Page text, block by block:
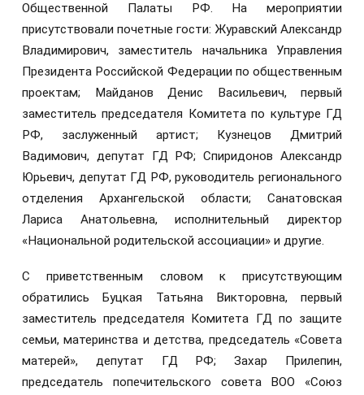
Общественной Палаты РФ. На мероприятии
присутствовали почетные гости: Журавский Александр
Владимирович, заместитель начальника Управления
Президента Российской Федерации по общественным
проектам; Майданов Денис Васильевич, первый
заместитель председателя Комитета по культуре ГД
РФ, заслуженный артист; Кузнецов Дмитрий
Вадимович, депутат ГД РФ; Спиридонов Александр
Юрьевич, депутат ГД РФ, руководитель регионального
отделения Архангельской области; Санатовская
Лариса Анатольевна, исполнительный директор
«Национальной родительской ассоциации» и другие.
С приветственным словом к присутствующим
обратились Буцкая Татьяна Викторовна, первый
заместитель председателя Комитета ГД по защите
семьи, материнства и детства, председатель «Совета
матерей», депутат ГД РФ; Захар Прилепин,
председатель попечительского совета ВОО «Союз